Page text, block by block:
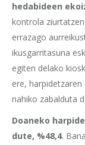
hedabideen
kontrola
errazago
ikusgarritasuna
egiten delako
ere,
nahiko zabalduta
Doaneko
dute, %48,4.